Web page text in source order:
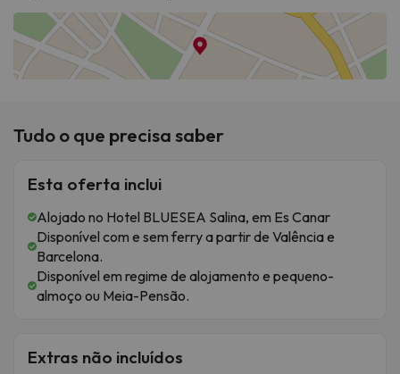
Tudo o que precisa saber
Esta oferta inclui
Alojado no Hotel BLUESEA Salina, em Es Canar
Disponível com e sem ferry a partir de Valência e
Barcelona.
Disponível em regime de alojamento e pequeno-
almoço ou Meia-Pensão.
Extras não incluídos